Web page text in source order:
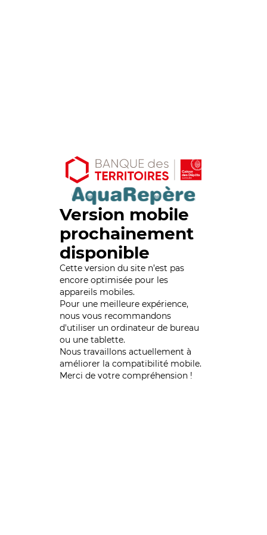
Version mobile
prochainement
disponible
Cette version du site n’est pas
encore optimisée pour les
appareils mobiles.
Pour une meilleure expérience,
nous vous recommandons
d'utiliser un ordinateur de bureau
ou une tablette.
Nous travaillons actuellement à
améliorer la compatibilité mobile.
Merci de votre compréhension !